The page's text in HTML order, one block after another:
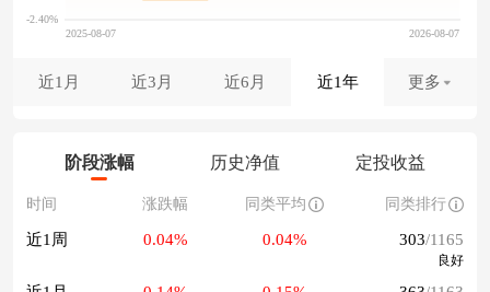
近1月 近3月 近6月 近1年 更多
阶段涨幅 历史净值 定投收益
时间 涨跌幅 同类平均 同类排行
近1周 0.04% 0.04% 303/1165
良好